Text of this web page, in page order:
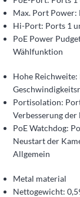
Max. Port Power:
Hi-Port: Ports 1
PoE Power
Wählfunktion
Hohe Reichweite:
Portisolation:
Verbesserung
PoE Watchdog:
Neustart der
Allgemein
Metal material
Nettogewicht: